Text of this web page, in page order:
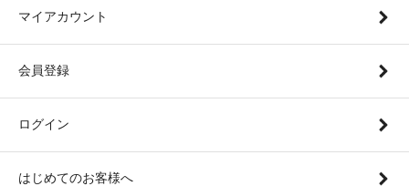
マイアカウント
会員登録
ログイン
はじめてのお客様へ